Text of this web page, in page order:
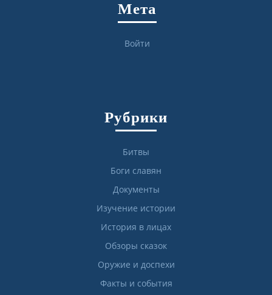
Мета
Войти
Рубрики
Битвы
Боги славян
Документы
Изучение истории
История в лицах
Обзоры сказок
Оружие и доспехи
Факты и события